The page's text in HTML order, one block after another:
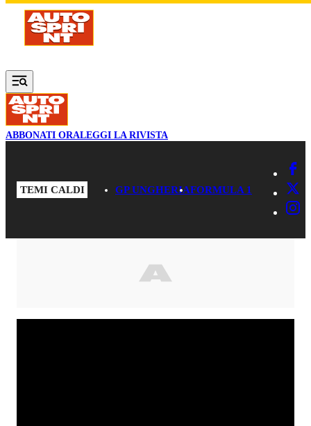
Vai al contenuto principale
ABBONATI ORALEGGI LA RIVISTA
TEMI CALDI GP UNGHERIAFORMULA 1